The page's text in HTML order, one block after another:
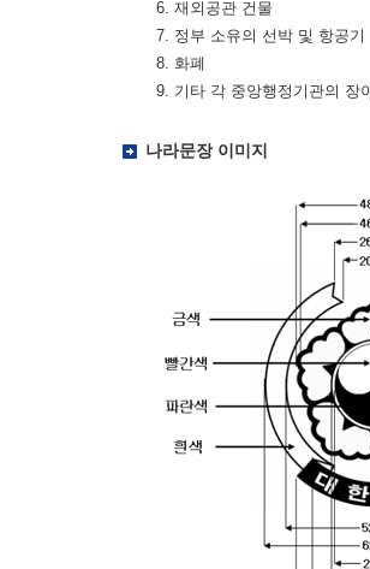
6. 재외공관 건물
7. 정부 소유의 선박 및 항공기
8. 화폐
9. 기타 각 중앙행정기관의 장
나라문장 이미지